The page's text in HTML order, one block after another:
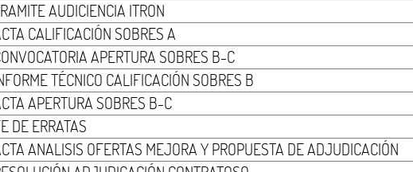
AUDICIENCIA ITRON
CALIFICACIÓN SOBRES A
APERTURA SOBRES B-C
TÉCNICO CALIFICACIÓN SOBRES B
APERTURA SOBRES B-C
DE ERRATAS
ANALISIS OFERTAS MEJORA Y PROPUESTA DE ADJUDICACIÓN